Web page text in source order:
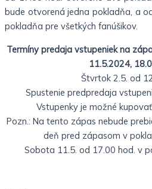
bude otvorená jedna pokladňa, a
pokladňa pre všetkých fanúšikov.
Termíny predaja vstupeniek na
11.5.2024,
Štvrtok 2.5. od
Spustenie predpredaja
Vstupenky je možné
Pozn.: Na tento zápas nebude
deň pred zápasom v
Sobota 11.5. od 17.00 hod. v